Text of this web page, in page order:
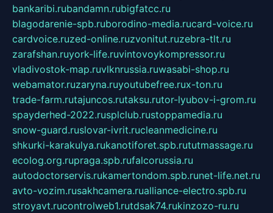
bankaribi.rubandamn.rubigfatcc.ru
blagodarenie-spb.ruborodino-media.rucard-voice.ru
cardvoice.ruzed-online.ruzvonitut.ruzebra-tlt.ru
zarafshan.ruyork-life.ruvintovoykompressor.ru
vladivostok-map.ruvlknrussia.ruwasabi-shop.ru
webamator.ruzaryna.ruyoutubefree.rux-ton.ru
trade-farm.rutajuncos.rutaksu.rutor-lyubov-i-grom.ru
spayderhed-2022.rusplclub.rustoppamedia.ru
snow-guard.ruslovar-ivrit.rucleanmedicine.ru
shkurki-karakulya.rukanotiforet.spb.rututmassage.ru
ecolog.org.rupraga.spb.rufalcorussia.ru
autodoctorservis.rukamertondom.spb.runet-life.net.ru
avto-vozim.rusakhcamera.rualliance-electro.spb.ru
stroyavt.rucontrolweb1.rutdsak74.rukinzozo-ru.ru